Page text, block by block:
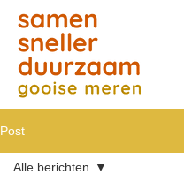
Post
Alle berichten